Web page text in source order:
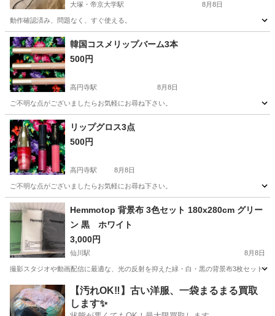
大塚・帝京大学駅 8月8日
動作確認済み、問題なく、すぐ使える。
東京 八王子市 大塚・帝京大学駅 その他
韓国コスメリップバーム3本
500円
高円寺駅 8月8日
ご不明な点がございましたらお気軽にお尋ね下さい。
東京 杉並区 高円寺駅 その他
リップグロス3点
500円
高円寺駅 8月8日
ご不明な点がございましたらお気軽にお尋ね下さい。
東京 杉並区 その他
Hemmotop 背景布 3色セット 180x280cm グリー
ン 黒 ホワイト
3,000円
仙川駅 8月8日
撮影スタジオや動画配信に最適な、光の反射を抑えた緑・白・黒の背景布3枚セット
東京 調布市 仙川駅 その他 背景
【汚れOK‼️】古い洋服、一袋まるまる買取
します✨